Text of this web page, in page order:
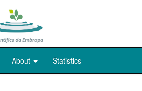
About Statistics